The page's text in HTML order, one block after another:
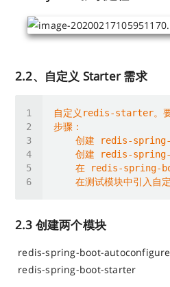
2.2、自定义 Starter 需求
2.3 创建两个模块
​ redis-spring-boot-autoconfigure
​ redis-spring-boot-starter